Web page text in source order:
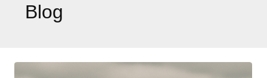
Blog